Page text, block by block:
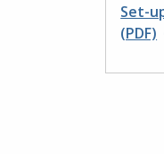
Set-
(PDF)